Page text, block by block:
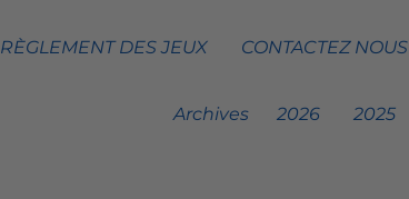
RÈGLEMENT DES JEUX CONTACTEZ NOUS
Archives 2026 2025